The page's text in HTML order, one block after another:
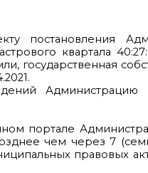
постановления
квартала
государственная
портале
чем через 7
правовых